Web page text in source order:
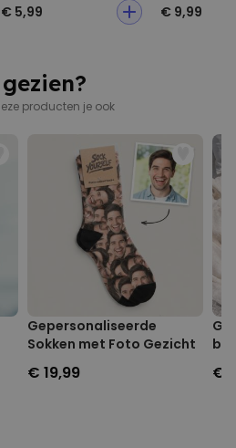
€ 5,99 € 9,99
producten je ook
Gepersonaliseerde
Sokken met Foto Gezicht
€ 19,99 €